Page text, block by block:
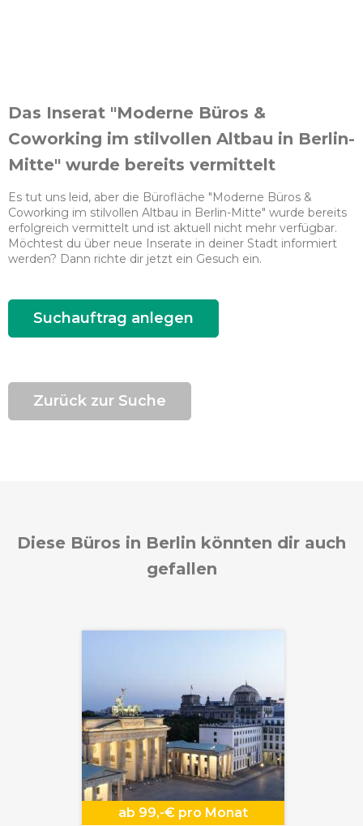
Das Inserat "Moderne Büros &
Coworking im stilvollen Altbau in Berlin-
Mitte" wurde bereits vermittelt
Es tut uns leid, aber die Bürofläche "Moderne Büros &
Coworking im stilvollen Altbau in Berlin-Mitte" wurde bereits
erfolgreich vermittelt und ist aktuell nicht mehr verfügbar.
Möchtest du über neue Inserate in deiner Stadt informiert
werden? Dann richte dir jetzt ein Gesuch ein.
Suchauftrag anlegen
Zurück zur Suche
Diese Büros in Berlin könnten dir auch
gefallen
ab 99,-€ pro Monat